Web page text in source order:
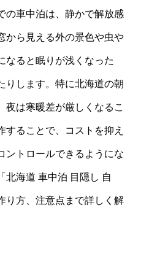
の車中泊は、静かで解放感
から見える外の景色や虫や
なると眠りが浅くなった
りします。特に北海道の朝
夜は寒暖差が厳しくなるこ
することで、コストを抑え
ントロールできるようにな
北海道 車中泊 目隠し 自
り方、注意点まで詳しく解